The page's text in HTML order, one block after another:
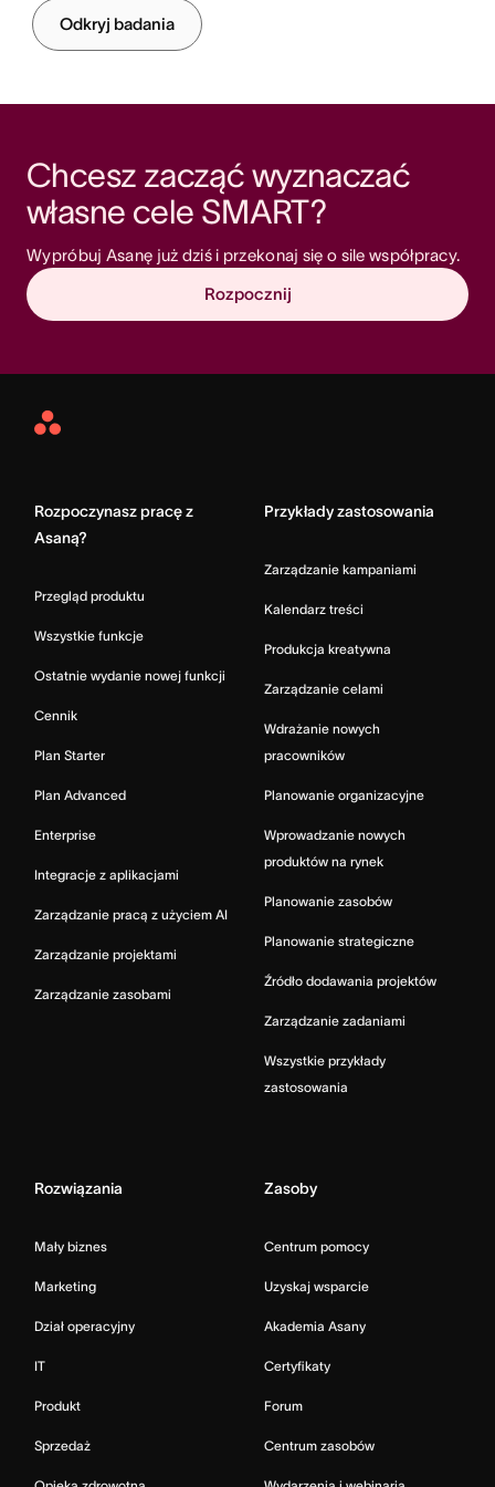
Odkryj badania
Chcesz zacząć wyznaczać
własne cele SMART?
Wypróbuj Asanę już dziś i przekonaj się o sile współpracy.
Rozpocznij
Asana
Rozpoczynasz pracę z
Asaną?
Przegląd produktu
Wszystkie funkcje
Ostatnie wydanie nowej funkcji
Cennik
Plan Starter
Plan Advanced
Enterprise
Integracje z aplikacjami
Zarządzanie pracą z użyciem AI
Zarządzanie projektami
Zarządzanie zasobami
Przykłady zastosowania
Zarządzanie kampaniami
Kalendarz treści
Produkcja kreatywna
Zarządzanie celami
Wdrażanie nowych
pracowników
Planowanie organizacyjne
Wprowadzanie nowych
produktów na rynek
Planowanie zasobów
Planowanie strategiczne
Źródło dodawania projektów
Zarządzanie zadaniami
Wszystkie przykłady
zastosowania
Rozwiązania
Mały biznes
Marketing
Dział operacyjny
IT
Produkt
Sprzedaż
Zasoby
Centrum pomocy
Uzyskaj wsparcie
Akademia Asany
Certyfikaty
Forum
Centrum zasobów